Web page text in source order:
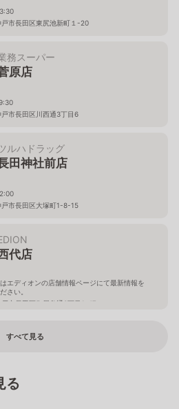
戸市長田区東尻池新町１-20
務スーパー
原店
市長田区川西通3丁目6
ルハドラッグ
田神社前店
戸市長田区大塚町1-8-15
代店
エディオンの店舗情報ページにて最新情報を
さい。
戸市長田区御屋敷通3丁目1-47
すべて見る
る